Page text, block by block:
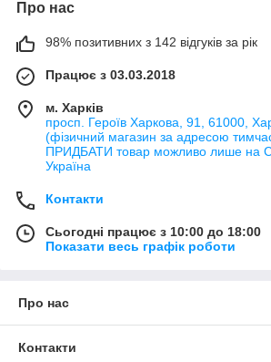
Про нас
98% позитивних з 142 відгуків за рік
Працює з 03.03.2018
м. Харків
просп. Героїв Харкова, 91, 61000,
(фізичний магазин за адресою
ПРИДБАТИ товар можливо лише на
Україна
Контакти
Сьогодні працює з 10:00 до 18:00
Показати весь графік роботи
Про нас
Контакти